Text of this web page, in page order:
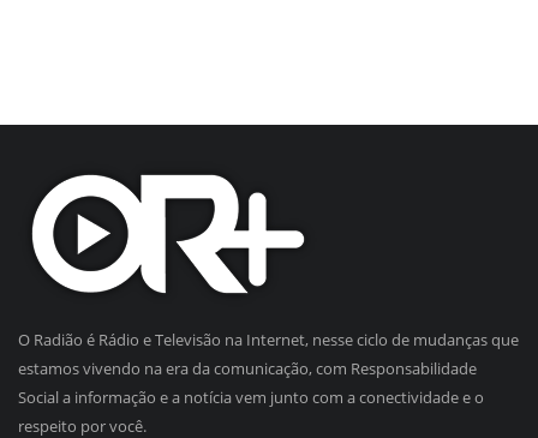
O Radião é Rádio e Televisão na Internet, nesse ciclo de mudanças que
estamos vivendo na era da comunicação, com Responsabilidade
Social a informação e a notícia vem junto com a conectividade e o
respeito por você.